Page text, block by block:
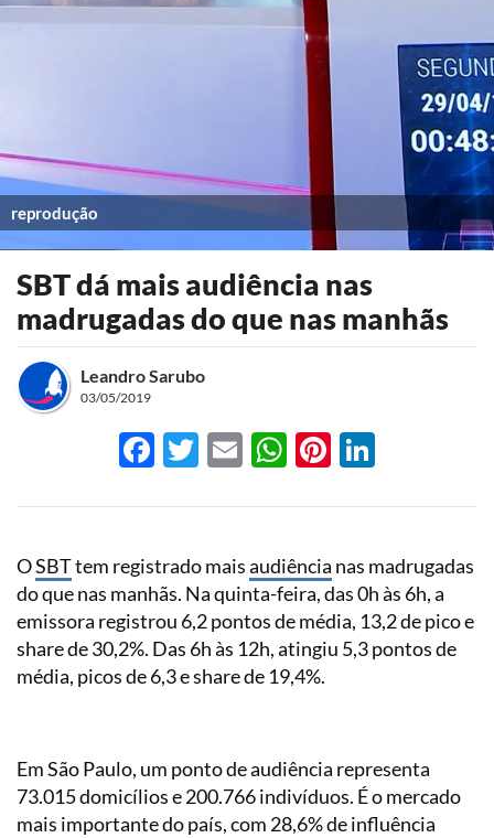
reprodução
SBT dá mais audiência nas
madrugadas do que nas manhãs
Leandro Sarubo
03/05/2019
Facebook
Twitter
EmailWhatsApp
Pinterest
OSBTtem registrado maisaudiência nas madrugadas
do que nas manhãs. Na quinta-feira, das 0h às 6h, a
emissora registrou 6,2 pontos de média, 13,2 de pico e
share de 30,2%. Das 6h às 12h, atingiu 5,3 pontos de
média, picos de 6,3 e share de 19,4%.
Em São Paulo, um ponto de audiência representa
73.015 domicílios e 200.766 indivíduos. É o mercado
mais importante do país, com 28,6% de influência